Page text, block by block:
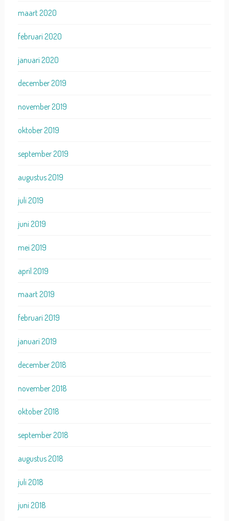
maart 2020
februari 2020
januari 2020
december 2019
november 2019
oktober 2019
september 2019
augustus 2019
juli 2019
juni 2019
mei 2019
april 2019
maart 2019
februari 2019
januari 2019
december 2018
november 2018
oktober 2018
september 2018
augustus 2018
juli 2018
juni 2018